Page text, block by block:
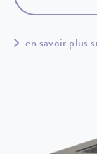
en savoir plus